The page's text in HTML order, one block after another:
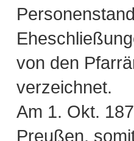
von den
verzeichnet.
Am 1. Okt.
Preußen,